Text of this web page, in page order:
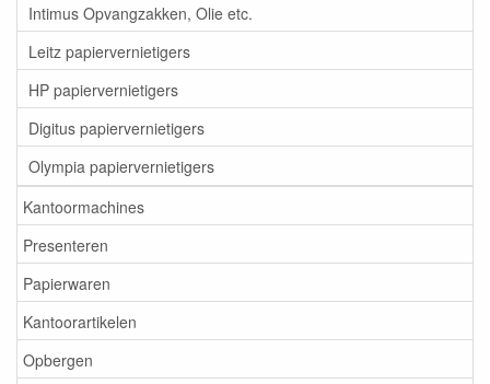
Intimus Opvangzakken, Olie etc.
Leitz papiervernietigers
HP papiervernietigers
Digitus papiervernietigers
Olympia papiervernietigers
Kantoormachines
Presenteren
Papierwaren
Kantoorartikelen
Opbergen